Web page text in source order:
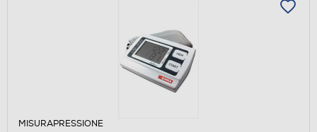
MISURAPRESSIONE